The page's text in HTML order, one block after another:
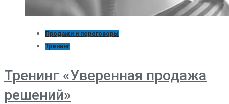
Продажи и переговоры
Тренинг
Тренинг «Уверенная продажа
решений»